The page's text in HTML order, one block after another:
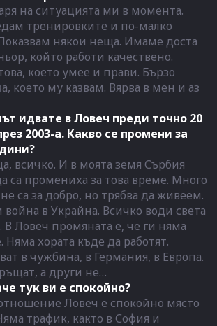
на ситуацията ми в момента.
тренировките и по-малко
някои неща. Имаме доста
който работи качествено.
което умее и прави. Бързо
което му казвам. Вярва в мен и аз
идвате в Ловеч преди точно 20
2003-а. Какво се промени за
всичко. И в моята земя Сърбия
са промениха за това време. Много
са за добро, но трябва да живеем.
война в Украйна. Всичко води света
Ловеч промяната е, че ги няма
Няма хората къде да работят.
в чужбина, в Германия, в Европа.
а други не…
тук ви е спокойно?
Ловеч е спокойно място
трафик, както в София и